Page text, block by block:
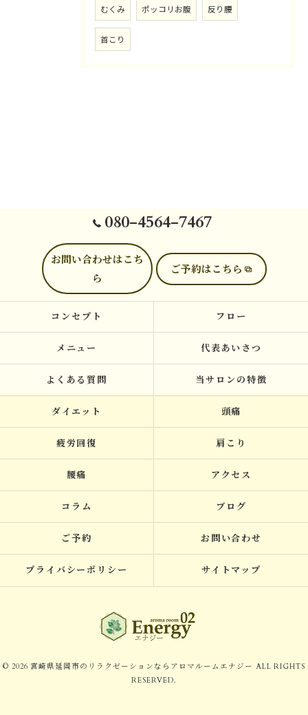
むくみ ポッコリお腹 反り腰
首こり
080-4564-7467
お問い合わせはこち
ら
ご予約はこちら
コンセプト フロー
メニュー 代表あいさつ
よくある質問 当サロンの特徴
ダイエット 頭痛
疲労回復 肩こり
腰痛 アクセス
コラム ブログ
ご予約 お問い合わせ
プライバシーポリシー サイトマップ
© 2026 宮崎県延岡市のリラクゼーションならアロマルームエナジー ALL RIGHTS
RESERVED.